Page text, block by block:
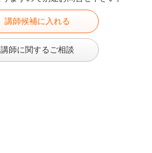
講師候補に入れる
講師に関するご相談